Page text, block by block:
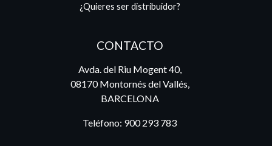
¿Quieres ser distribuidor?
CONTACTO
Avda. del Riu Mogent 40,
08170 Montornés del Vallés,
BARCELONA
Teléfono: 900 293 783